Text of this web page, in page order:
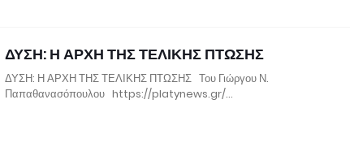
ΔΥΣΗ: Η ΑΡΧΗ ΤΗΣ ΤΕΛΙΚΗΣ ΠΤΩΣΗΣ
ΔΥΣΗ: Η ΑΡΧΗ ΤΗΣ ΤΕΛΙΚΗΣ ΠΤΩΣΗΣ Του Γιώργου Ν.
Παπαθανασόπουλου https://platynews.gr/…